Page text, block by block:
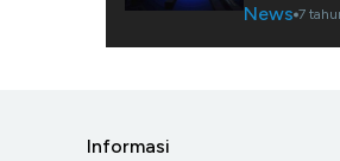
News 7
Informasi